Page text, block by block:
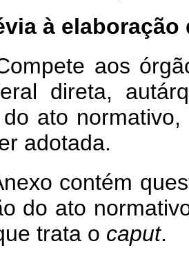
à
aos
direta,
ato
adotada.
contém
do ato
trata o caput.